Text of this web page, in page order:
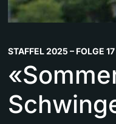
STAFFEL 2025 – FOLGE 17